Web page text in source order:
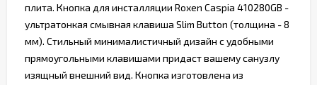
плита. Кнопка для инсталляции Roxen Caspia 410280GB -
ультратонкая смывная клавиша Slim Button (толщина - 8
мм). Стильный минималистичный дизайн с удобными
прямоугольными клавишами придаст вашему санузлу
изящный внешний вид. Кнопка изготовлена из